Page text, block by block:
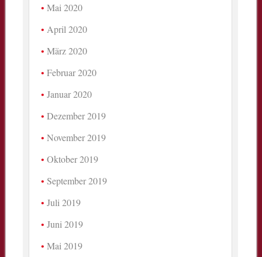
Mai 2020
April 2020
März 2020
Februar 2020
Januar 2020
Dezember 2019
November 2019
Oktober 2019
September 2019
Juli 2019
Juni 2019
Mai 2019